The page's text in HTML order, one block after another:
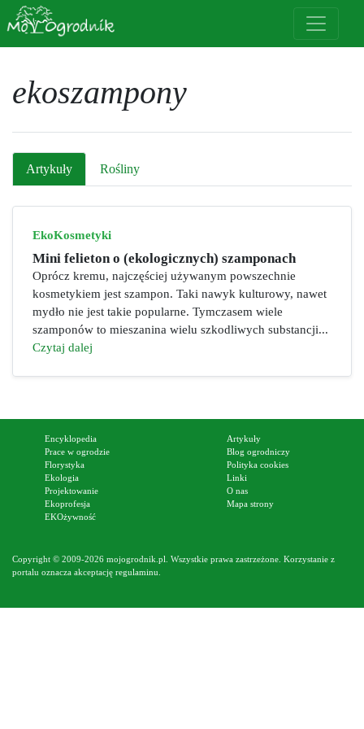
ekoszampony
Artykuły Rośliny
EkoKosmetyki
Mini felieton o (ekologicznych) szamponach
Oprócz kremu, najczęściej używanym powszechnie
kosmetykiem jest szampon. Taki nawyk kulturowy, nawet
mydło nie jest takie popularne. Tymczasem wiele
szamponów to mieszanina wielu szkodliwych substancji...
Czytaj dalej
Encyklopedia
Prace w ogrodzie
Florystyka
Ekologia
Projektowanie
Ekoprofesja
EKOżywność
Artykuły
Blog ogrodniczy
Polityka cookies
Linki
O nas
Mapa strony
Copyright © 2009-2026 mojogrodnik.pl. Wszystkie prawa zastrzeżone. Korzystanie z
portalu oznacza akceptację regulaminu.